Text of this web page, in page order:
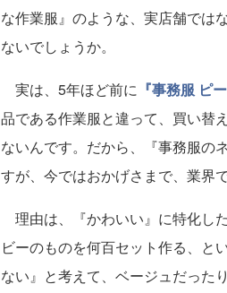
な作業服』のような、実店舗では
ないでしょうか。
実は、5年ほど前に 『事務服 ピー
品である作業服と違って、買い替
ないんです。だから、『事務服の
すが、今ではおかげさまで、業界
理由は、『かわいい』に特化し
ビーのものを何百セット作る、と
ない』と考えて、ベージュだった